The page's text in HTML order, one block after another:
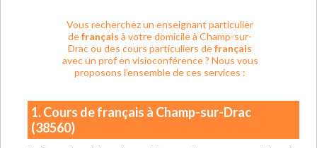
Vous recherchez un enseignant particulier
defrançais à votre domicile à Champ-sur-
Drac ou des cours particuliers defrançais
avec un prof en visioconférence ? Nous vous
proposons l’ensemble de ces services :
1. Cours de français à Champ-sur-Drac
(38560)